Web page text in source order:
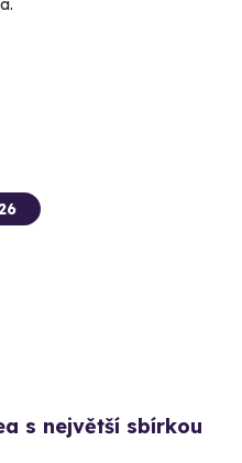
s největší sbírkou